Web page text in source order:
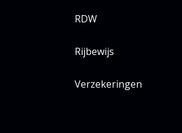
RDW
Rijbewijs
Verzekeringen